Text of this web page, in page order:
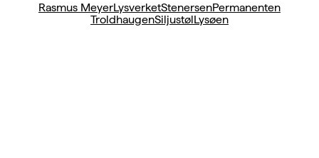
Rasmus MeyerLysverketStenersenPermanenten
TroldhaugenSiljustølLysøen